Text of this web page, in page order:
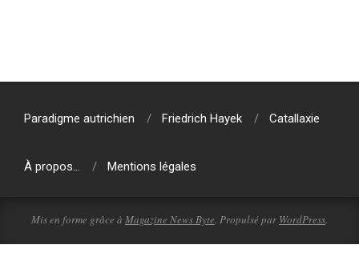
07-
Paradigme autrichien
Friedrich Hayek Catallaxie
À propos… Mentions légales
Mis en forme grâce à Magazine News Byte. Propulsé par WordPress.